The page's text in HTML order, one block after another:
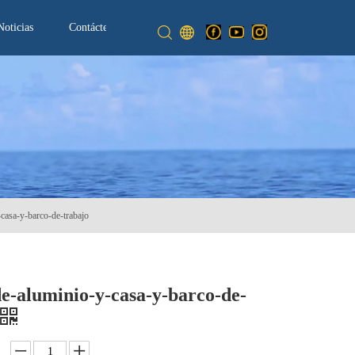
Contáctenos
y-barco-de-trabajo
aluminio-y-casa-y-barco-de-